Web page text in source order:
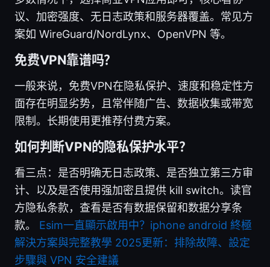
议、加密强度、无日志政策和服务器覆盖。常见方
案如 WireGuard/NordLynx、OpenVPN 等。
免费VPN靠谱吗？
一般来说，免费VPN在隐私保护、速度和稳定性方
面存在明显劣势，且常伴随广告、数据收集或带宽
限制。长期使用更推荐付费方案。
如何判断VPN的隐私保护水平？
看三点：是否明确无日志政策、是否独立第三方审
计、以及是否使用强加密且提供 kill switch。读官
方隐私条款，查看是否有数据保留和数据分享条
款。 Esim一直顯示啟用中？iphone android 終極
解決方案與完整教學 2025更新：排除故障、設定
步驟與 VPN 安全建議